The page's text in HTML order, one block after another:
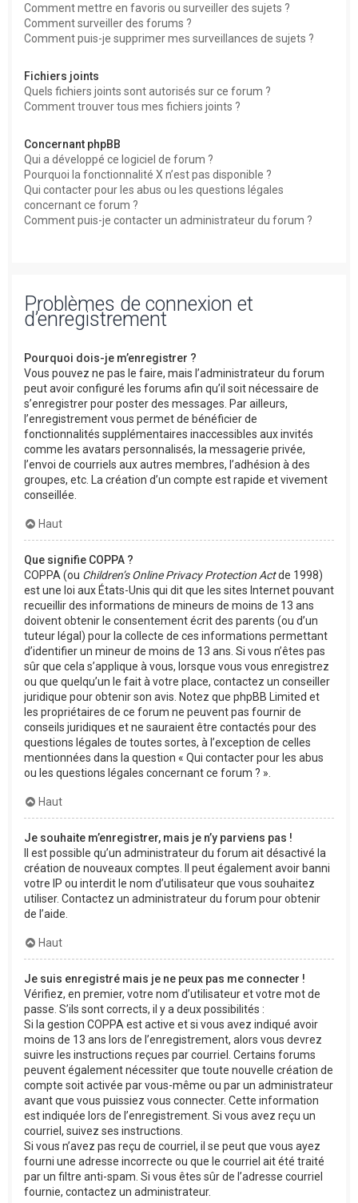
Comment mettre en favoris ou surveiller des sujets ?
Comment surveiller des forums ?
Comment puis-je supprimer mes surveillances de sujets ?
Fichiers joints
Quels fichiers joints sont autorisés sur ce forum ?
Comment trouver tous mes fichiers joints ?
Concernant phpBB
Qui a développé ce logiciel de forum ?
Pourquoi la fonctionnalité X n’est pas disponible ?
Qui contacter pour les abus ou les questions légales
concernant ce forum ?
Comment puis-je contacter un administrateur du forum ?
Problèmes de connexion et
d’enregistrement
Pourquoi dois-je m’enregistrer ?
Vous pouvez ne pas le faire, mais l’administrateur du forum
peut avoir configuré les forums afin qu’il soit nécessaire de
s’enregistrer pour poster des messages. Par ailleurs,
l’enregistrement vous permet de bénéficier de
fonctionnalités supplémentaires inaccessibles aux invités
comme les avatars personnalisés, la messagerie privée,
l’envoi de courriels aux autres membres, l’adhésion à des
groupes, etc. La création d’un compte est rapide et vivement
conseillée.
Haut
Que signifie COPPA ?
COPPA (ou Children’s Online Privacy Protection Actde 1998)
est une loi aux États-Unis qui dit que les sites Internet pouvant
recueillir des informations de mineurs de moins de 13 ans
doivent obtenir le consentement écrit des parents (ou d’un
tuteur légal) pour la collecte de ces informations permettant
d’identifier un mineur de moins de 13 ans. Si vous n’êtes pas
sûr que cela s’applique à vous, lorsque vous vous enregistrez
ou que quelqu’un le fait à votre place, contactez un conseiller
juridique pour obtenir son avis. Notez que phpBB Limited et
les propriétaires de ce forum ne peuvent pas fournir de
conseils juridiques et ne sauraient être contactés pour des
questions légales de toutes sortes, à l’exception de celles
mentionnées dans la question « Qui contacter pour les abus
ou les questions légales concernant ce forum ? ».
Haut
Je souhaite m’enregistrer, mais je n’y parviens pas !
Il est possible qu’un administrateur du forum ait désactivé la
création de nouveaux comptes. Il peut également avoir banni
votre IP ou interdit le nom d’utilisateur que vous souhaitez
utiliser. Contactez un administrateur du forum pour obtenir
de l’aide.
Haut
Je suis enregistré mais je ne peux pas me connecter !
Vérifiez, en premier, votre nom d’utilisateur et votre mot de
passe. S’ils sont corrects, il y a deux possibilités :
Si la gestion COPPA est active et si vous avez indiqué avoir
moins de 13 ans lors de l’enregistrement, alors vous devrez
suivre les instructions reçues par courriel. Certains forums
peuvent également nécessiter que toute nouvelle création de
compte soit activée par vous-même ou par un administrateur
avant que vous puissiez vous connecter. Cette information
est indiquée lors de l’enregistrement. Si vous avez reçu un
courriel, suivez ses instructions.
Si vous n’avez pas reçu de courriel, il se peut que vous ayez
fourni une adresse incorrecte ou que le courriel ait été traité
par un filtre anti-spam. Si vous êtes sûr de l’adresse courriel
fournie, contactez un administrateur.